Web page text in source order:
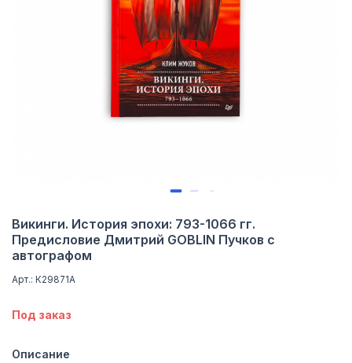
Викинги. История эпохи: 793-1066 гг.
Предисловие Дмитрий GOBLIN Пучков с
автографом
Арт.: К29871A
Под заказ
Описание